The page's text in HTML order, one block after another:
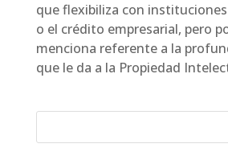
que flexibiliza con
o el crédito empresarial, pero
menciona referente a la
que le da a la Propiedad